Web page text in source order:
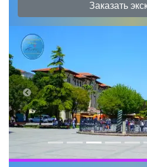
Заказать